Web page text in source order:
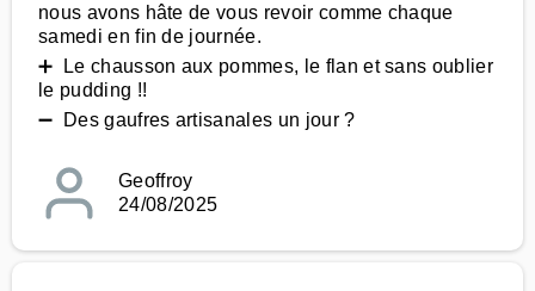
nous avons hâte de vous revoir comme chaque
samedi en fin de journée.
➕ Le chausson aux pommes, le flan et sans oublier
le pudding !!
➖ Des gaufres artisanales un jour ?
Geoffroy
24/08/2025